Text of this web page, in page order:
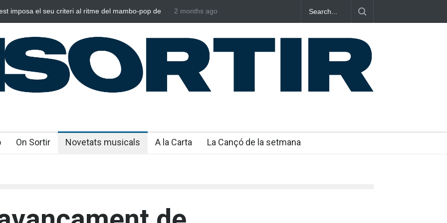
i Meri Prata ens eleven al cel amb ‘ENTRE
Bru: guardar una vida en nou cançons i reescriure el pop
2 months ago
On Sortir Novetats musicals A la Carta La Cançó de la setmana